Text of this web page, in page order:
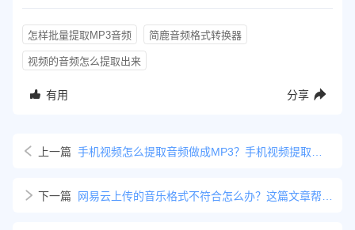
怎样批量提取MP3音频 简鹿音频格式转换器
视频的音频怎么提取出来
有用 分享
上一篇
下一篇